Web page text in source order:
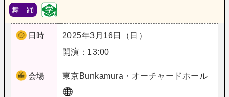
舞 踊
日時
2025年3月16日（日）
開演：13:00
会場 東京Bunkamura・オーチャードホール